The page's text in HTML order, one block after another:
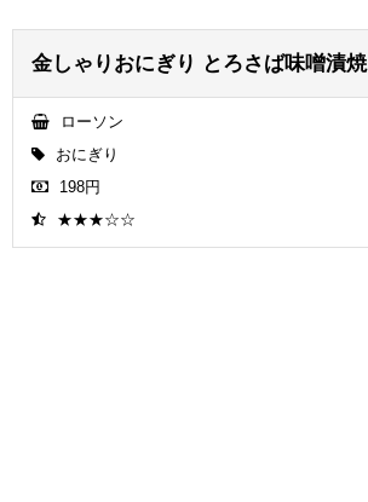
金しゃりおにぎり とろさば味噌漬焼
ローソン
おにぎり
198円
★★★☆☆